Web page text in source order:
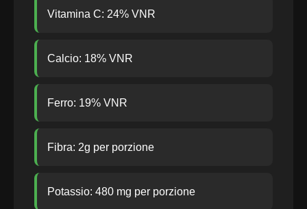
Vitamina C: 24% VNR
Calcio: 18% VNR
Ferro: 19% VNR
Fibra: 2g per porzione
Potassio: 480 mg per porzione